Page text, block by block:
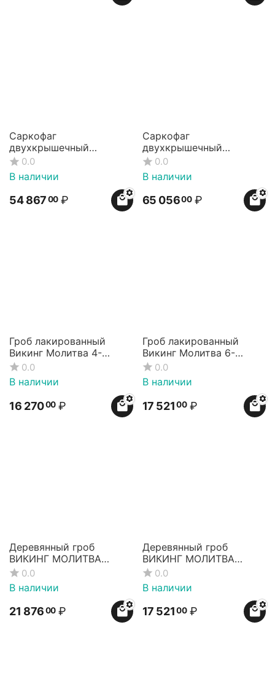
Саркофаг
двухкрышечный
ВАВИЛОН
0.0
В наличии
54 86700 ₽
Саркофаг
двухкрышечный
ВАВИЛОН ВЕЧЕРЯ
КРЕСТ
0.0
В наличии
65 05600 ₽
Гроб лакированный
Викинг Молитва 4-
гранный
0.0
В наличии
16 27000 ₽
Гроб лакированный
Викинг Молитва 6-
гранный
0.0
В наличии
17 521 00 ₽
Деревянный гроб
ВИКИНГ МОЛИТВА
КОЛОДА 4-гранный
0.0
В наличии
21 87600 ₽
Деревянный гроб
ВИКИНГ МОЛИТВА
КОЛОДА 6-гранный
0.0
В наличии
17 521 00 ₽